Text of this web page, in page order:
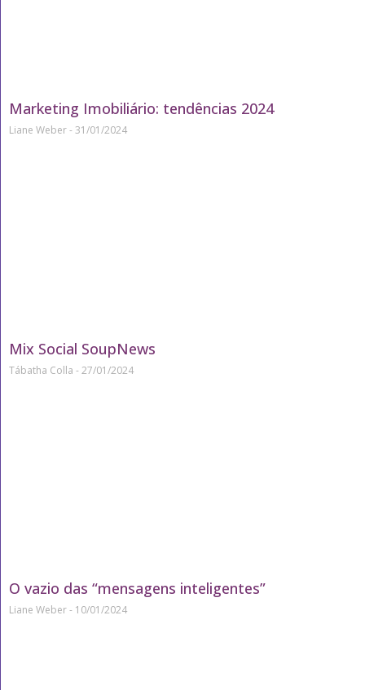
Marketing Imobiliário: tendências 2024
Liane Weber 31/01/2024
Mix Social SoupNews
Tábatha Colla 27/01/2024
O vazio das “mensagens inteligentes”
Liane Weber 10/01/2024